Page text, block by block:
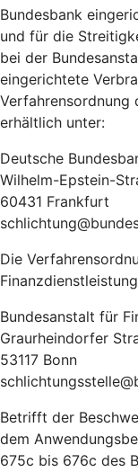
Bundesbank
und für die
bei der
eingerichtete
Verfahrensordnung
erhältlich unter:
Deutsche
Wilhelm-Epstein-
60431 Frankfurt
Die
Bundesanstalt für
Graurheindorfer
53117 Bonn
Betrifft der
dem
675c bis 676c des